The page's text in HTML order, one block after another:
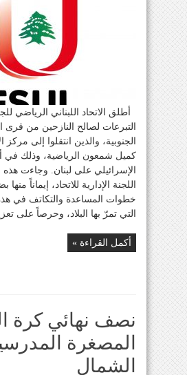
أطلق الاتحاد اللبناني الرياضي
التبرعات لصالح النازحين من قرى
الجنوبية، والذين انتقلوا إلى مركز
كميل شمعون الرياضية، وذلك في
الإسرائيلي على لبنان. وجاءت هذه
اللجنة الإدارية للاتحاد، إيماناً
خطوات المساعدة والتكاتف في
التي تمرّ بها البلاد، وحرصاً على
أكمل القراءة »
نصف نهائي كرة
المصغرة
الشمال